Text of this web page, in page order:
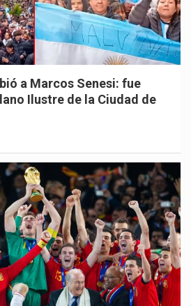
a Marcos Senesi: fue
Ilustre de la Ciudad de